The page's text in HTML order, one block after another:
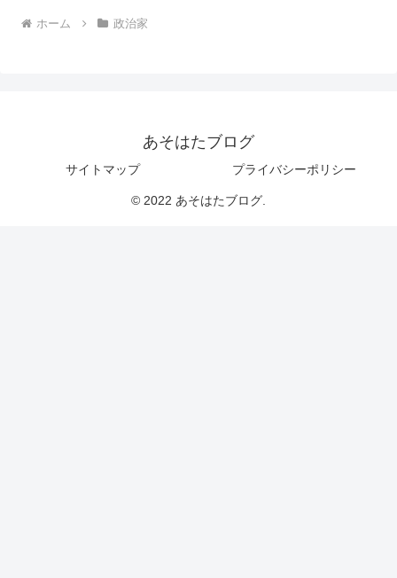
ホーム 政治家
あそはたブログ
サイトマップ プライバシーポリシー
© 2022 あそはたブログ.